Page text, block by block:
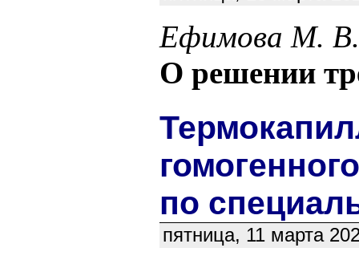
Ефимова М.
О решении
по
пятница, 11 марта